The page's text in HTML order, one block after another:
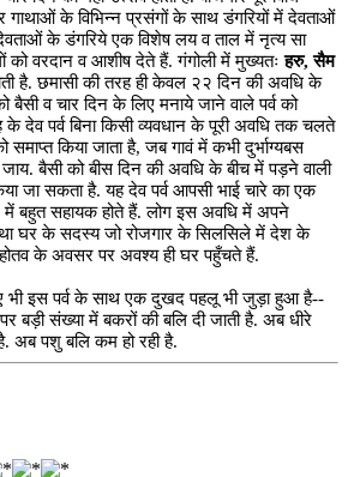
गाथाओं के विभिन्न प्रसंगों के साथ डंगरियों में देवताओं
देवताओं के डंगरिये एक विशेष लय व ताल में नृत्य सा
को वरदान व आशीष देते हैं. गंगोली में मुख्यतःहरु, सैम
है. छमासी की तरह ही केवल २२ दिन की अवधि के
बैसी व चार दिन के लिए मनाये जाने वाले पर्व को
देव पर्व बिना किसी व्यवधान के पूरी अवधि तक चलते
किया जाता है, जब गावं में कभी दुर्भाग्यबस
बैसी को बीस दिन की अवधि के बीच में पड़ने वाली
जा सकता है. यह देव पर्व आपसी भाई चारे का एक
में बहुत सहायक होते हैं. लोग इस अवधि में अपने
घर के सदस्य जो रोजगार के सिलसिले में देश के
के अवसर पर अवश्य ही घर पहुँचते हैं.
भी इस पर्व के साथ एक दुखद पहलू भी जुड़ा हुआ है--
बड़ी संख्या में बकरों की बलि दी जाती है. अब धीरे
अब पशु बलि कम हो रही है.